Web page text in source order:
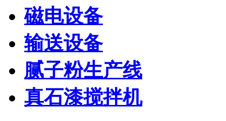
磁电设备
输送设备
腻子粉生产线
真石漆搅拌机